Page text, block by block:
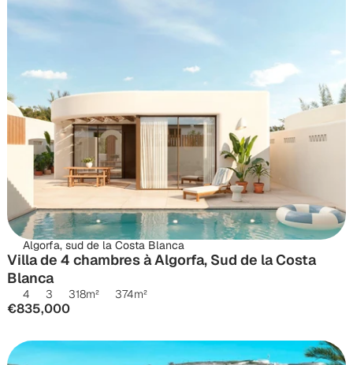
Algorfa, sud de la Costa Blanca
Villa de 4 chambres à Algorfa, Sud de la Costa
Blanca
4 3 318m² 374m²
€835,000